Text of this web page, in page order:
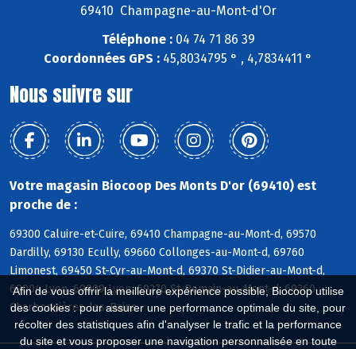
Afin de vous offrir la meilleure expérience possible, Biocoop utilise
des cookies : pour assurer une performance optimale du site, pour
récolter des statistiques afin d'analyser le trafic et la performance
du site et vous proposer une navigation personnalisée en toute
69410 Champagne-au-Mont-d'Or
Téléphone :04 74 71 86 39
Coordonnées GPS : 45,8034795 ° , 4,7834411 °
Nous suivre sur
Votre magasin Biocoop Des Monts D'or (69410) est
proche de :
69300 Caluire-et-Cuire, 69410 Champagne-au-Mont-d, 69570
Dardilly, 69130 Ecully, 69660 Collonges-au-Mont-d, 69760
Limonest, 69450 St-Cyr-au-Mont-d, 69370 St-Didier-au-Mont-d,
69004 Lyon, 69009 Lyon, 69270 St-Romain-au-Mont-d, 69260
Charbonnières-les-Bains